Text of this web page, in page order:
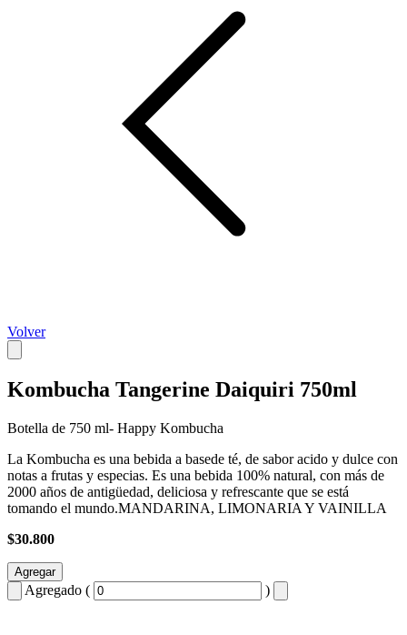
Volver
Kombucha Tangerine Daiquiri 750ml
Botella de 750 ml- Happy Kombucha
La Kombucha es una bebida a basede té, de sabor acido y dulce con
notas a frutas y especias. Es una bebida 100% natural, con más de
2000 años de antigüedad, deliciosa y refrescante que se está
tomando el mundo.MANDARINA, LIMONARIA Y VAINILLA
$30.800
Agregar
Agregado ( )